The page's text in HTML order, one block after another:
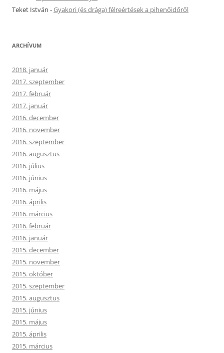
Teket István -Gyakori (és drága) félreértések a pihenőidőről
ARCHÍVUM
2018. január
2017. szeptember
2017. február
2017. január
2016. december
2016. november
2016. szeptember
2016. augusztus
2016. július
2016. június
2016. május
2016. április
2016. március
2016. február
2016. január
2015. december
2015. november
2015. október
2015. szeptember
2015. augusztus
2015. június
2015. május
2015. április
2015. március